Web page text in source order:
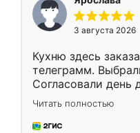
3 августа 2026
Кухню здесь
телеграмм.
Согласовали день
недели кухня была
довольны
мебель за
Читать полностью